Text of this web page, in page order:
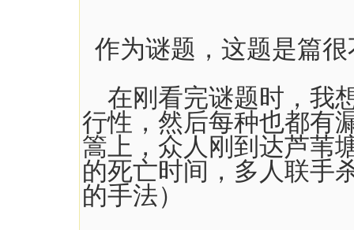
作为谜题，这题是篇
在刚看完谜题时，我
行性，然后每种也都有
篙上，众人刚到达芦苇
的死亡时间，多人联手
的手法）